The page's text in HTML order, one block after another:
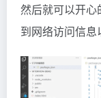
然后就可以开心
到网络访问信息